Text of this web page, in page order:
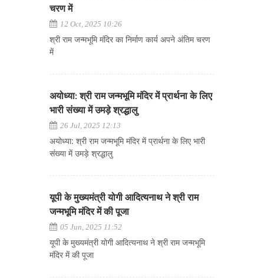
चरण में
12 Oct, 2025 10:26
श्री राम जन्मभूमि मंदिर का निर्माण कार्य अपने अंतिम चरण
में
अयोध्या: श्री राम जन्मभूमि मंदिर में प्रार्थना के लिए
भारी संख्या में उमड़े श्रद्धालु
26 Jul, 2025 12:13
अयोध्या: श्री राम जन्मभूमि मंदिर में प्रार्थना के लिए भारी
संख्या में उमड़े श्रद्धालु
यूपी के मुख्यमंत्री योगी आदित्यनाथ ने श्री राम
जन्मभूमि मंदिर में की पूजा
05 Jun, 2025 11:52
यूपी के मुख्यमंत्री योगी आदित्यनाथ ने श्री राम जन्मभूमि
मंदिर में की पूजा